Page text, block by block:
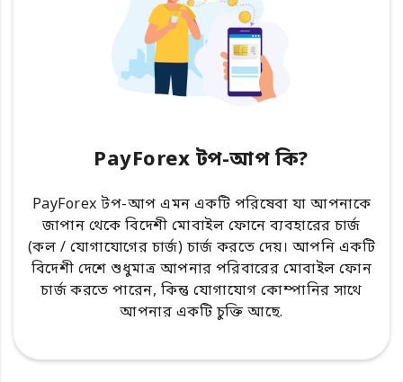
PayForex টপ-আপ কি?
PayForex টপ-আপ এমন একটি পরিষেবা যা আপনাকে
জাপান থেকে বিদেশী মোবাইল ফোনে ব্যবহারের চার্জ
(কল / যোগাযোগের চার্জ) চার্জ করতে দেয়। আপনি একটি
বিদেশী দেশে শুধুমাত্র আপনার পরিবারের মোবাইল ফোন
চার্জ করতে পারেন, কিন্তু যোগাযোগ কোম্পানির সাথে
আপনার একটি চুক্তি আছে.